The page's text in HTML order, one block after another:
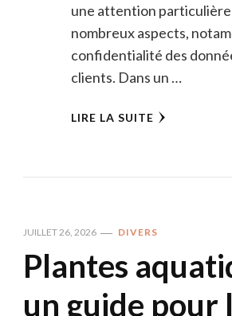
une attention particulière
nombreux aspects,
confidentialité des
clients. Dans un …
LIRE LA SUITE
JUILLET 26, 2026 DIVERS
Plantes
un guide pour